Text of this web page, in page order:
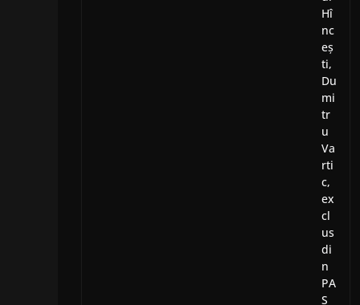
Hî
nc
eș
ti,
Du
mi
tr
u
Va
rti
c,
ex
cl
us
di
n
PA
S